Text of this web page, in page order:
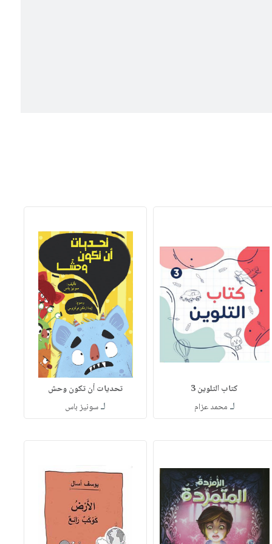
كتاب التلوين 3
لـ محمد عزام
تحديات أن تكون وحش
لـسونيز باس